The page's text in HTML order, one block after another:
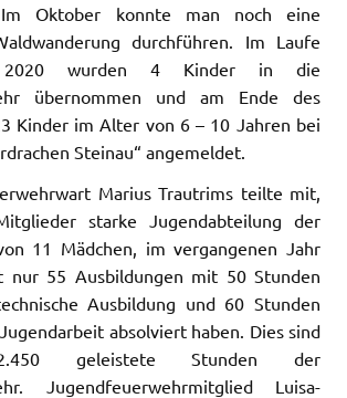
Im Oktober konnte man noch eine
durchführen. Im Laufe
2020 wurden 4 Kinder in die
übernommen und am Ende des
Kinder im Alter von 6 – 10 Jahren bei
Steinau“ angemeldet.
Marius Trautrims teilte mit,
starke Jugendabteilung der
11 Mädchen, im vergangenen Jahr
nur 55 Ausbildungen mit 50 Stunden
Ausbildung und 60 Stunden
absolviert haben. Dies sind
geleistete Stunden der
Jugendfeuerwehrmitglied Luisa-